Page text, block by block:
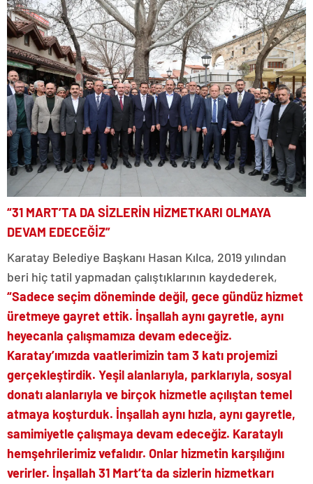
“31 MART’TA DA SİZLERİN HİZMETKARI OLMAYA
DEVAM EDECEĞİZ”
Karatay Belediye Başkanı Hasan Kılca, 2019 yılından
beri hiç tatil yapmadan çalıştıklarının kaydederek,
“Sadece seçim döneminde değil, gece gündüz hizmet
üretmeye gayret ettik. İnşallah aynı gayretle, aynı
heyecanla çalışmamıza devam edeceğiz.
Karatay’ımızda vaatlerimizin tam 3 katı projemizi
gerçekleştirdik. Yeşil alanlarıyla, parklarıyla, sosyal
donatı alanlarıyla ve birçok hizmetle açılıştan temel
atmaya koşturduk. İnşallah aynı hızla, aynı gayretle,
samimiyetle çalışmaya devam edeceğiz. Karataylı
hemşehrilerimiz vefalıdır. Onlar hizmetin karşılığını
verirler. İnşallah 31 Mart’ta da sizlerin hizmetkarı